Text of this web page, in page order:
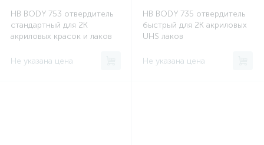
HB BODY 753 отвердитель
стандартный для 2К
акриловых красок и лаков
Не указана цена
HB BODY 735 отвердитель
быстрый для 2К акриловых
UHS лаков
Не указана цена